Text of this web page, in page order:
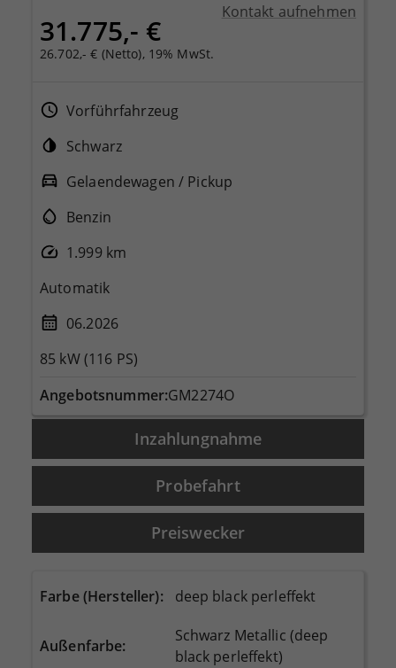
31.775,- €
26.702,- € (Netto), 19% MwSt.
Kontakt aufnehmen
Vorführfahrzeug
Schwarz
Gelaendewagen / Pickup
Benzin
1.999 km
Automatik
06.2026
85 kW (116 PS)
Angebotsnummer:GM2274O
Inzahlungnahme
Probefahrt
Preiswecker
Farbe (Hersteller): deep black perleffekt
Außenfarbe:
Schwarz Metallic (deep
black perleffekt)